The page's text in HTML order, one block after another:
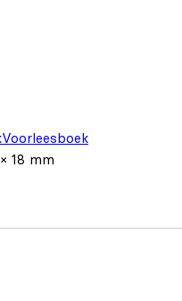
Voorleesboek
18 mm